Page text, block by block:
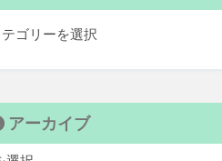
アーカイブ